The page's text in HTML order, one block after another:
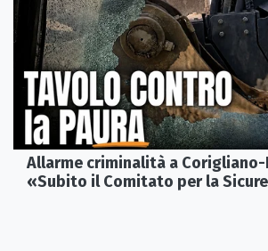
Allarme criminalità a Corigliano-
«Subito il Comitato per la